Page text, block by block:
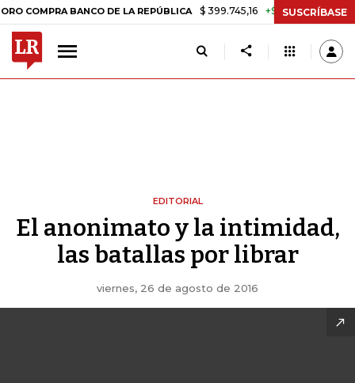
BANCO DE LA REPÚBLICA $ 399.745,16 +$ 2.295,71 +0,58%
SUSCRÍBASE
EDITORIAL
El anonimato y la intimidad,
las batallas por librar
viernes, 26 de agosto de 2016